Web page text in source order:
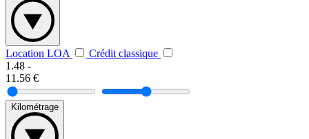
Location LOA
Crédit classique
1.48 -
11.56 €
Kilométrage